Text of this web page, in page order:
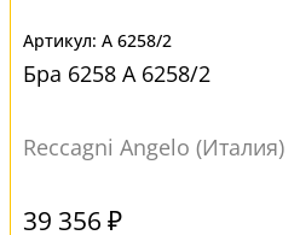
A 6258/2
Бра 6258 A 6258/2
Reccagni Angelo (Италия)
39 356 ₽